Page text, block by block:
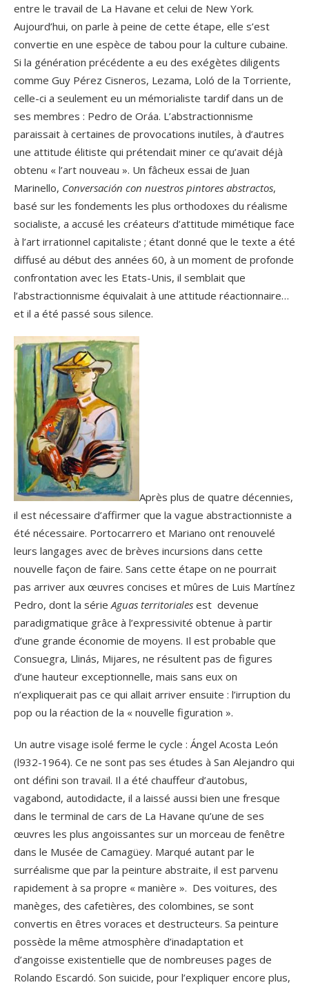
entre le travail de La Havane et celui de New York.
Aujourd’hui, on parle à peine de cette étape, elle s’est
convertie en une espèce de tabou pour la culture cubaine.
Si la génération précédente a eu des exégètes diligents
comme Guy Pérez Cisneros, Lezama, Loló de la Torriente,
celle-ci a seulement eu un mémorialiste tardif dans un de
ses membres : Pedro de Oráa. L’abstractionnisme
paraissait à certaines de provocations inutiles, à d’autres
une attitude élitiste qui prétendait miner ce qu’avait déjà
obtenu « l’art nouveau ». Un fâcheux essai de Juan
Marinello, Conversación con nuestros pintores abstractos,
basé sur les fondements les plus orthodoxes du réalisme
socialiste, a accusé les créateurs d’attitude mimétique face
à l’art irrationnel capitaliste ; étant donné que le texte a été
diffusé au début des années 60, à un moment de profonde
confrontation avec les Etats-Unis, il semblait que
l’abstractionnisme équivalait à une attitude réactionnaire…
et il a été passé sous silence.
Après plus de quatre décennies,
il est nécessaire d’affirmer que la vague abstractionniste a
été nécessaire. Portocarrero et Mariano ont renouvelé
leurs langages avec de brèves incursions dans cette
nouvelle façon de faire. Sans cette étape on ne pourrait
pas arriver aux œuvres concises et mûres de Luis Martínez
Pedro, dont la sérieAguas territoriales est devenue
paradigmatique grâce à l’expressivité obtenue à partir
d’une grande économie de moyens. Il est probable que
Consuegra, Llinás, Mijares, ne résultent pas de figures
d’une hauteur exceptionnelle, mais sans eux on
n’expliquerait pas ce qui allait arriver ensuite : l’irruption du
pop ou la réaction de la « nouvelle figuration ».
Un autre visage isolé ferme le cycle : Ángel Acosta León
(l932-1964). Ce ne sont pas ses études à San Alejandro qui
ont défini son travail. Il a été chauffeur d’autobus,
vagabond, autodidacte, il a laissé aussi bien une fresque
dans le terminal de cars de La Havane qu’une de ses
œuvres les plus angoissantes sur un morceau de fenêtre
dans le Musée de Camagüey. Marqué autant par le
surréalisme que par la peinture abstraite, il est parvenu
rapidement à sa propre « manière ». Des voitures, des
manèges, des cafetières, des colombines, se sont
convertis en êtres voraces et destructeurs. Sa peinture
possède la même atmosphère d’inadaptation et
d’angoisse existentielle que de nombreuses pages de
Rolando Escardó. Son suicide, pour l’expliquer encore plus,